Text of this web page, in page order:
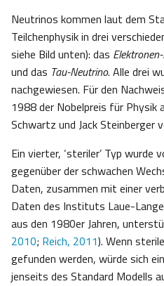
Neutrinos kommen laut dem
Teilchenphysik in drei
siehe Bild unten): das
und das Tau-Neutrino. Alle drei
nachgewiesen. Für den
1988 der Nobelpreis für Physik
Schwartz und Jack Steinberger
Ein vierter, ‘steriler’ Typ wurde
gegenüber der schwachen
Daten, zusammen mit einer
Daten des Instituts Laue-
aus den 1980er Jahren,
2010; Reich, 2011). Wenn
gefunden werden, würde sich
jenseits des Standard Modells